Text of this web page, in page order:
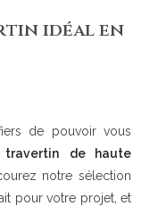
idéal en
de pouvoir vous
travertin
de haute
notre sélection
pour votre projet, et